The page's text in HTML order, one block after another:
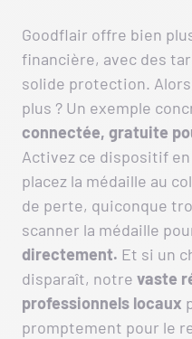
Goodflair offre bien
financière, avec des
solide protection.
plus ? Un exemple
connectée, gratuite
Activez ce dispositif
placez la médaille au
de perte, quiconque
scanner la médaille
directement. Et si un
disparaît, notre vaste
professionnels locaux
promptement pour le